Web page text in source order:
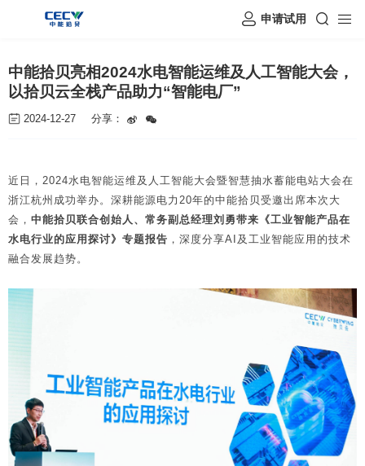
申请试用
中能拾贝亮相2024水电智能运维及人工智能大会，
以拾贝云全栈产品助力“智能电厂”
2024-12-27 分享：
近日，2024水电智能运维及人工智能大会暨智慧抽水蓄能电站大会在
浙江杭州成功举办。深耕能源电力20年的中能拾贝受邀出席本次大
会， 中能拾贝联合创始人、常务副总经理刘勇带来《工业智能产品在
水电行业的应用探讨》专题报告 ，深度分享AI及工业智能应用的技术
融合发展趋势。